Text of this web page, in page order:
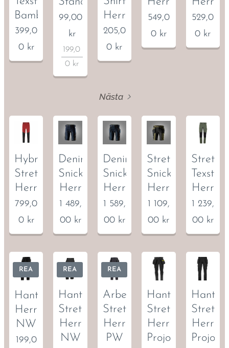
.
Art.090
2
Bambu
399,0
0kr
99,00
kr
199,0
0kr
Herr
205,0
0 kr
549,0
0kr
529,0
0 kr
Nästa
Hybrid
Stretchbyxa
Herr
799,0
0kr
Denimshorts
Snickers
Herr
1 489,
00kr
Denimshorts
Snickers
Herr
1 589,
00kr
Stretchshorts
Snickers
Herr
1 109,
00 kr
Texstar
Herr
1 239,
00kr
Hantverksbyxa
Herr
NW
REA
199,0
Hantverksbyxa
Stretch
Herr
NW
REA
Arbetsbyxa
Stretch
Herr
PW
REA
Hantveksbyxa
Stretch
Herr
Projob
Herr
Projob